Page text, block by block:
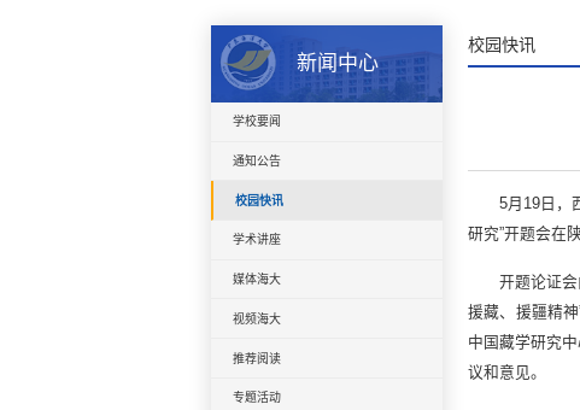
新闻中心
学校要闻
通知公告
校园快讯
学术讲座
媒体海大
视频海大
推荐阅读
专题活动
校园快讯
5月19日，
研究”开题会在
开题论证
援藏、援疆精
中国藏学研究
议和意见。